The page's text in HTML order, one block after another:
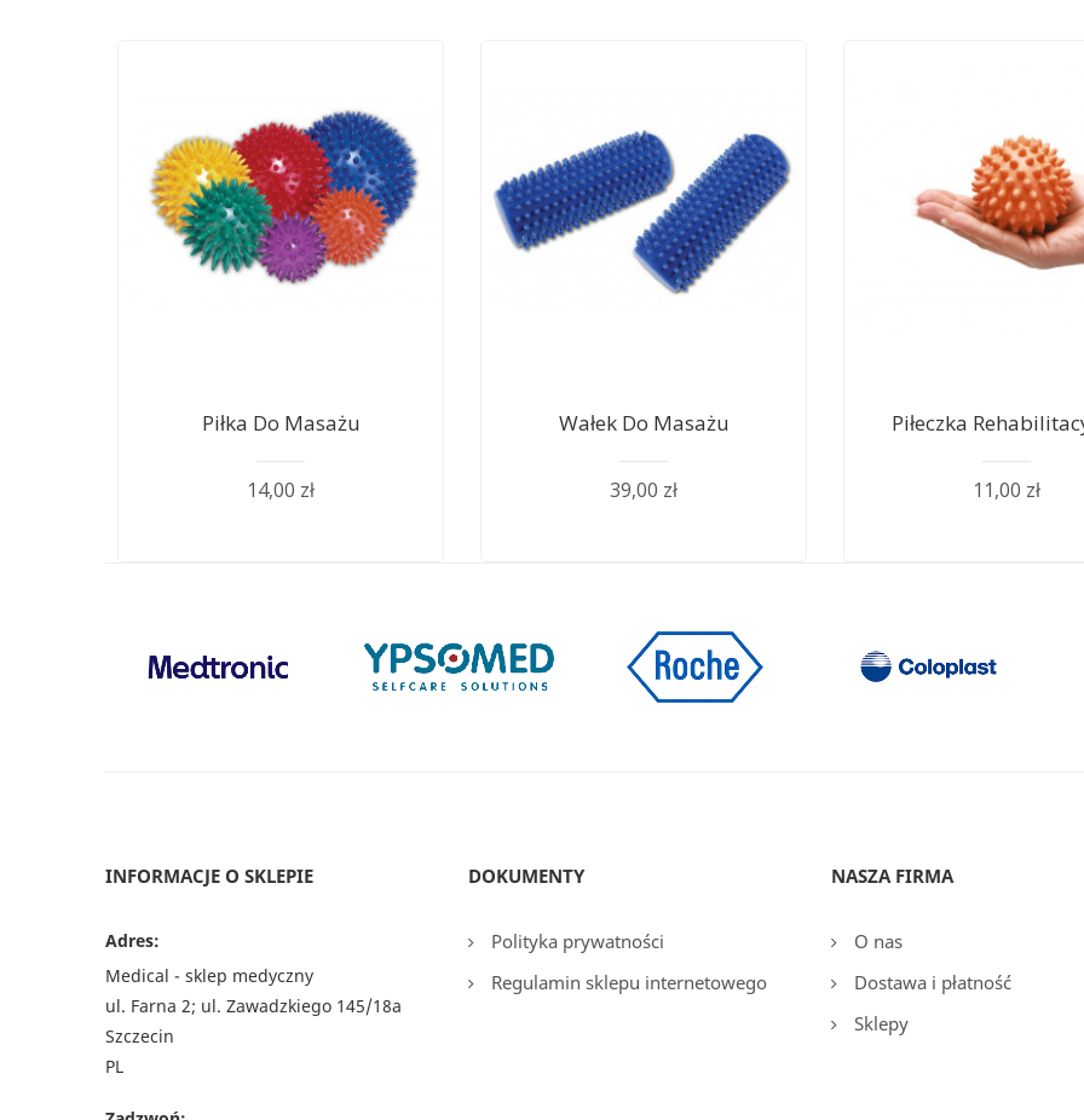
Piłka Do Masażu
14,00 zł
Wałek Do Masażu
39,00 zł
Piłeczka
11,00 zł
INFORMACJE O SKLEPIE
Adres:
Medical - sklep medyczny
ul. Farna 2; ul. Zawadzkiego 145/18a
Szczecin
PL
DOKUMENTY
Polityka prywatności
Regulamin sklepu internetowego
NASZA FIRMA
O nas
Dostawa i płatność
Sklepy